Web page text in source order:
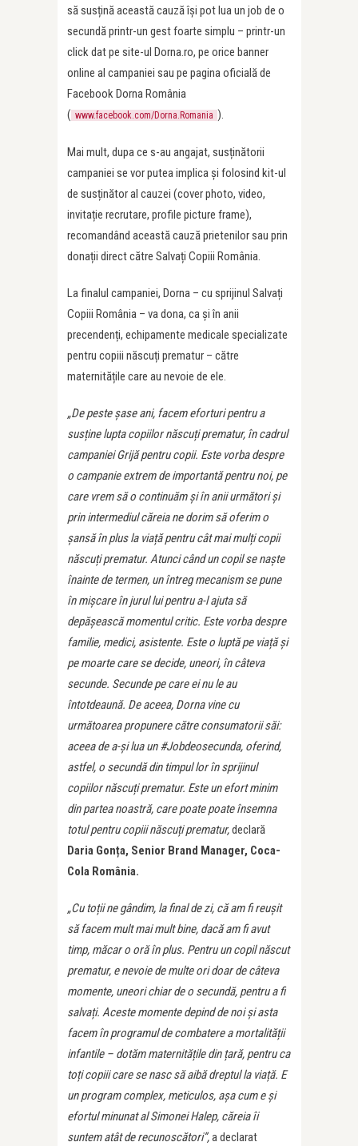
să susțină această cauză își pot lua un job de o
secundă printr-un gest foarte simplu – printr-un
click dat pe site-ul Dorna.ro, pe orice banner
online al campaniei sau pe pagina oficială de
Facebook Dorna România
( www.facebook.com/Dorna.Romania ).
Mai mult, dupa ce s-au angajat, susținătorii
campaniei se vor putea implica și folosind kit-ul
de susținător al cauzei (cover photo, video,
invitație recrutare, profile picture frame),
recomandând această cauză prietenilor sau prin
donații direct către Salvați Copiii România.
La finalul campaniei, Dorna – cu sprijinul Salvați
Copiii România – va dona, ca și în anii
precendenți, echipamente medicale specializate
pentru copiii născuți prematur – către
maternitățile care au nevoie de ele.
„De peste șase ani, facem eforturi pentru a
susține lupta copiilor născuți prematur, în cadrul
campaniei Grijă pentru copii. Este vorba despre
o campanie extrem de importantă pentru noi, pe
care vrem să o continuăm și în anii următori și
prin intermediul căreia ne dorim să oferim o
șansă în plus la viață pentru cât mai mulți copii
născuți prematur. Atunci când un copil se naște
înainte de termen, un întreg mecanism se pune
în mișcare în jurul lui pentru a-l ajuta să
depășească momentul critic. Este vorba despre
familie, medici, asistente. Este o luptă pe viață și
pe moarte care se decide, uneori, în câteva
secunde. Secunde pe care ei nu le au
întotdeaună. De aceea, Dorna vine cu
următoarea propunere către consumatorii săi:
aceea de a-și lua un #Jobdeosecunda, oferind,
astfel, o secundă din timpul lor în sprijinul
copiilor născuți prematur. Este un efort minim
din partea noastră, care poate poate însemna
totul pentru copiii născuți prematur,declară
Daria Gonța, Senior Brand Manager, Coca-
Cola România.
„Cu toții ne gândim, la final de zi, că am fi reușit
să facem mult mai mult bine, dacă am fi avut
timp, măcar o oră în plus. Pentru un copil născut
prematur, e nevoie de multe ori doar de câteva
momente, uneori chiar de o secundă, pentru a fi
salvați. Aceste momente depind de noi și asta
facem în programul de combatere a mortalității
infantile – dotăm maternitățile din țară, pentru ca
toți copiii care se nasc să aibă dreptul la viață. E
un program complex, meticulos, așa cum e și
efortul minunat al Simonei Halep, căreia îi
suntem atât de recunoscători”,a declarat